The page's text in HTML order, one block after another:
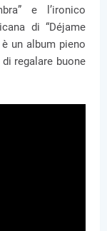
e l’ironico
di “Déjame
è un album pieno
regalare buone